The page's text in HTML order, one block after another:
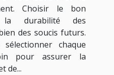
Choisir le bon
la durabilité des
des soucis futurs.
sélectionner chaque
pour assurer la
de...